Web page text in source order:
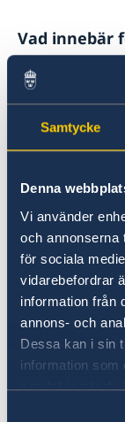
Samtycke
Denna
Vi använder
och annonserna
för sociala
vidarebefordrar
information från
annons- och
Dessa kan i sin
information som
samlat in när du
Vad innebär
Med appen
land utanför
Fylla i
Göra
eller
Appen är
tid vid
finns